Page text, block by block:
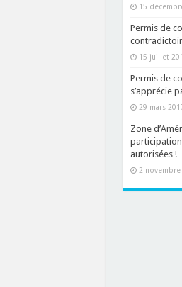
15
Permis de
15 juillet
Permis de
s’apprécie
29 mars
Zone
autorisées !
2 novembre